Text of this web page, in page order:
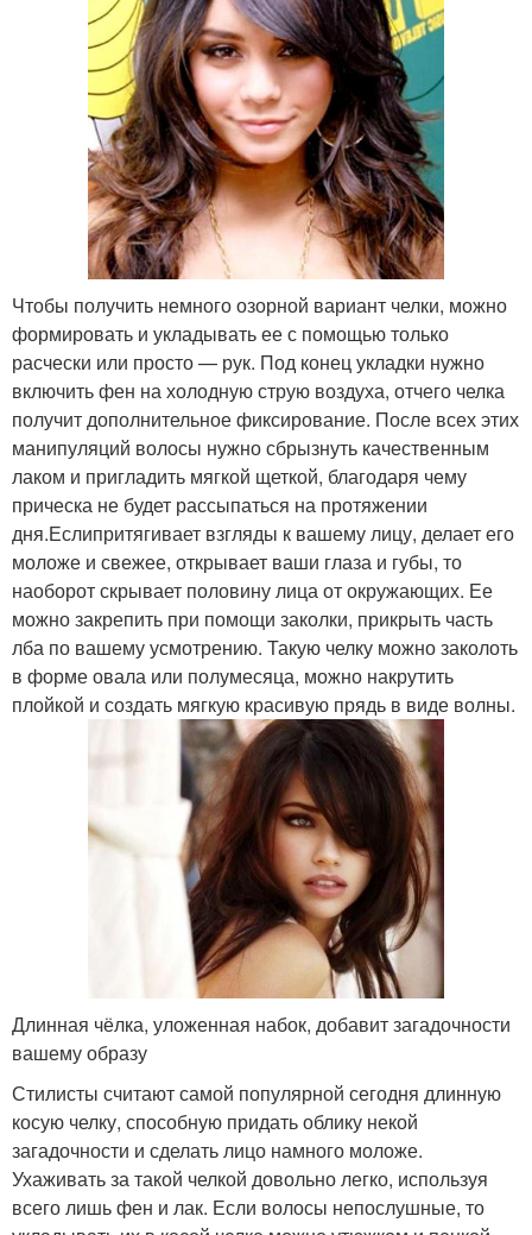
Чтобы получить немного озорной вариант челки, можно
формировать и укладывать ее с помощью только
расчески или просто — рук. Под конец укладки нужно
включить фен на холодную струю воздуха, отчего челка
получит дополнительное фиксирование. После всех этих
манипуляций волосы нужно сбрызнуть качественным
лаком и пригладить мягкой щеткой, благодаря чему
прическа не будет рассыпаться на протяжении
дня.Еслипритягивает взгляды к вашему лицу, делает его
моложе и свежее, открывает ваши глаза и губы, то
наоборот скрывает половину лица от окружающих. Ее
можно закрепить при помощи заколки, прикрыть часть
лба по вашему усмотрению. Такую челку можно заколоть
в форме овала или полумесяца, можно накрутить
плойкой и создать мягкую красивую прядь в виде волны.
Длинная чёлка, уложенная набок, добавит загадочности
вашему образу
Стилисты считают самой популярной сегодня длинную
косую челку, способную придать облику некой
загадочности и сделать лицо намного моложе.
Ухаживать за такой челкой довольно легко, используя
всего лишь фен и лак. Если волосы непослушные, то